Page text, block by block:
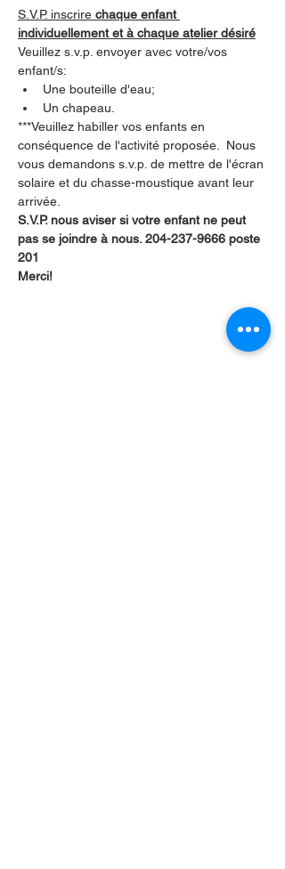
S.V.P. inscrire chaque enfant
individuellement et à chaque atelier désiré
Veuillez s.v.p. envoyer avec votre/vos
enfant/s:
Une bouteille d'eau;
Un chapeau.
***Veuillez habiller vos enfants en
conséquence de l'activité proposée.  Nous
vous demandons s.v.p. de mettre de l'écran
solaire et du chasse-moustique avant leur
arrivée.
S.V.P. nous aviser si votre enfant ne peut
pas se joindre à nous. 204-237-9666 poste
201
Merci!